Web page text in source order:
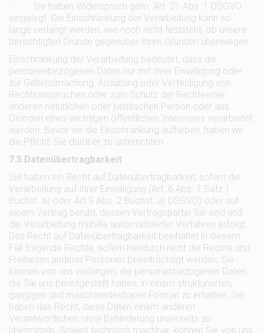
- Sie haben Widerspruch gem. Art. 21 Abs. 1 DSGVO
eingelegt. Die Einschränkung der Verarbeitung kann so
lange verlangt werden, wie noch nicht feststeht, ob unsere
berechtigten Gründe gegenüber Ihren Gründen überwiegen.
Einschränkung der Verarbeitung bedeutet, dass die
personenbezogenen Daten nur mit Ihrer Einwilligung oder
zur Geltendmachung, Ausübung oder Verteidigung von
Rechtsan­sprüchen oder zum Schutz der Rechteeiner
anderen natürlichen oder juristischen Person oder aus
Gründen eines wichtigen öffentlichen Interesses verarbeitet
werden. Bevor wir die Einschränkung aufheben, haben wir
die Pflicht, Sie darüber zu unterrichten.
7.5 Datenübertragbarkeit
Sie haben ein Recht auf Datenübertragbarkeit, sofern die
Verarbeitung auf Ihrer Einwilligung (Art. 6 Abs. 1 Satz 1
Buchst. a) oder Art.9 Abs. 2 Buchst. a) DSGVO) oder auf
einem Vertrag beruht, dessen Vertragspartei Sie sind und
die Verarbeitung mithilfe automatisierter Verfahren erfolgt.
Das Recht auf Datenübertragbarkeit beinhaltet in diesem
Fall folgende Rechte, sofern hierdurch nicht die Rechte und
Freiheiten anderer Personen beeinträchtigt werden: Sie
können von uns verlangen, die personenbezogenen Daten,
die Sie uns bereitgestellt haben, in einem strukturierten,
gängigen und maschinenlesbaren Format zu erhalten. Sie
haben das Recht, diese Daten einem anderen
Verantwortlichen ohne Behinderung unserseits zu
übermitteln. Soweit technisch machbar, können Sie von uns